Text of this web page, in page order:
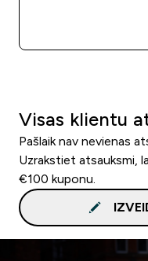
Visas klientu
Pašlaik nav nevienas
Uzrakstiet atsauksmi,
€100 kuponu.